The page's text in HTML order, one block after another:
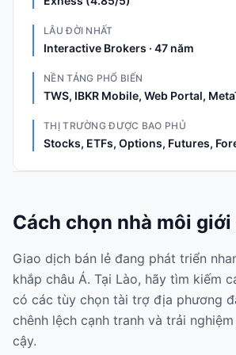
LÂU ĐỜI NHẤT
Interactive Brokers · 47 năm
NỀN TẢNG PHỔ BIẾN
TWS, IBKR Mobile, Web Portal,
THỊ TRƯỜNG ĐƯỢC BAO PHỦ
Stocks, ETFs, Options, Futures,
Cách chọn nhà môi giới
Giao dịch bán lẻ đang phát triển
khắp châu Á. Tại Lào, hãy tìm kiếm
có các tùy chọn tài trợ địa phương
chênh lệch cạnh tranh và trải
cậy.